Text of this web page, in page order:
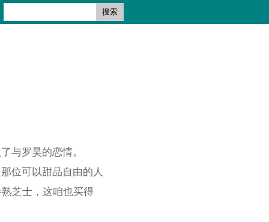
搜索
与罗昊的恋情。
位可以甜品自由的人
芝士，这咱也买得